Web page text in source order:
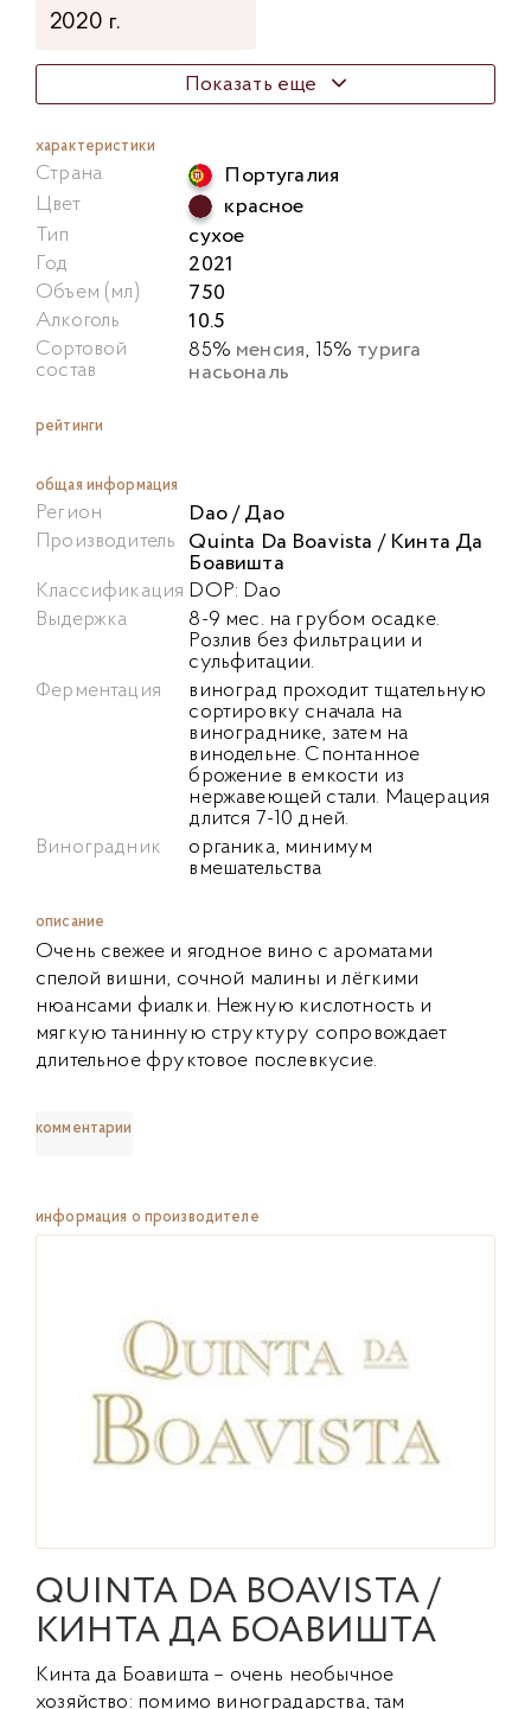
2020 г.
Показать еще
характеристики
Страна Португалия
Цвет красное
Тип сухое
Год 2021
Объем (мл) 750
Алкоголь 10.5
Сортовой
состав
85% менсия, 15% турига
насьональ
рейтинги
общая информация
Регион Dao / Дао
Производитель Quinta Da Boavista / Кинта Да
Боавишта
Классификация DOP: Dao
Выдержка
8-9 мес. на грубом осадке.
Розлив без фильтрации и
сульфитации.
Ферментация
виноград проходит тщательную
сортировку сначала на
винограднике, затем на
винодельне. Спонтанное
брожение в емкости из
нержавеющей стали. Мацерация
длится 7-10 дней.
Виноградник
органика, минимум
вмешательства
описание
Очень свежее и ягодное вино с ароматами
спелой вишни, сочной малины и лёгкими
нюансами фиалки. Нежную кислотность и
мягкую танинную структуру сопровождает
длительное фруктовое послевкусие.
комментарии
информация о производителе
QUINTA DA BOAVISTA /
КИНТА ДА БОАВИШТА
Кинта да Боавишта – очень необычное
хозяйство: помимо виноградарства, там